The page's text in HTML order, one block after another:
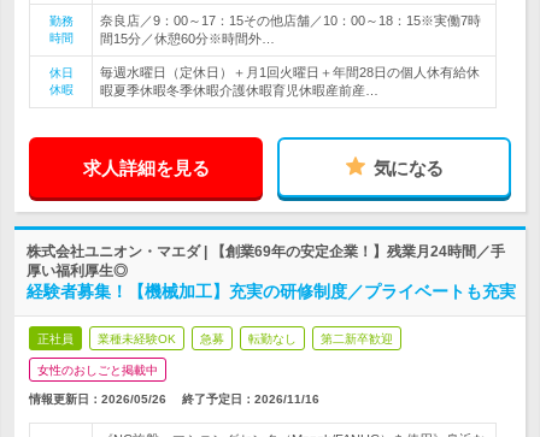
勤務
時間
奈良店／9：00～17：15その他店舗／10：00～18：15※実働7時
間15分／休憩60分※時間外…
休日
休暇
毎週水曜日（定休日）＋月1回火曜日＋年間28日の個人休有給休
暇夏季休暇冬季休暇介護休暇育児休暇産前産…
求人詳細を見る 気になる
株式会社ユニオン・マエダ | 【創業69年の安定企業！】残業月24時間／手
厚い福利厚生◎
経験者募集！【機械加工】充実の研修制度／プライベートも充実
正社員 業種未経験OK 急募 転勤なし 第二新卒歓迎
女性のおしごと掲載中
情報更新日：2026/05/26 終了予定日： 2026/11/16